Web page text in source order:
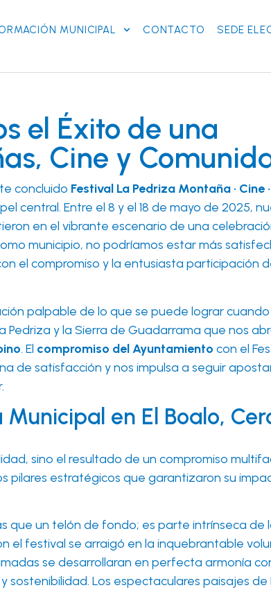
MUNICIPAL CONTACTO SEDE
el Éxito de una
Cine y
concluido Festival La Pedriza Montaña · Cine ·
central. Entre el 8 y el 18 de mayo de 2025,
en el vibrante escenario de una
municipio, no podríamos estar más
el compromiso y la entusiasta participación
palpable de lo que se puede lograr cuando
y la Sierra de Guadarrama que nos
. El compromiso del Ayuntamiento con el
de satisfacción y nos impulsa a seguir
en El Boalo,
sino el resultado de un compromiso
pilares estratégicos que garantizaron su
que un telón de fondo; es parte intrínseca de
el festival se arraigó en la inquebrantable
se desarrollaran en perfecta armonía
Los espectaculares paisajes de